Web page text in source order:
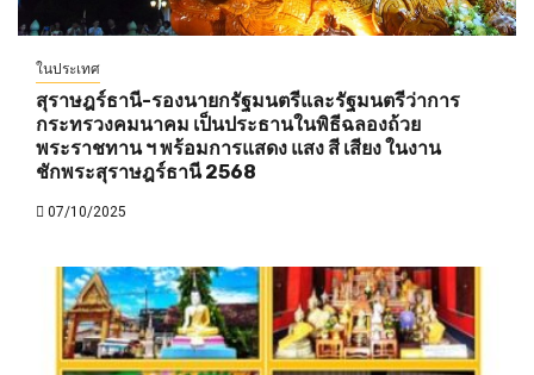
ในประเทศ
สุราษฎร์ธานี-รองนายกรัฐมนตรีและรัฐมนตรีว่าการ
กระทรวงคมนาคม เป็นประธานในพิธีฉลองถ้วย
พระราชทาน ฯ พร้อมการแสดง แสง สี เสียง ในงาน
ชักพระสุราษฎร์ธานี 2568
07/10/2025